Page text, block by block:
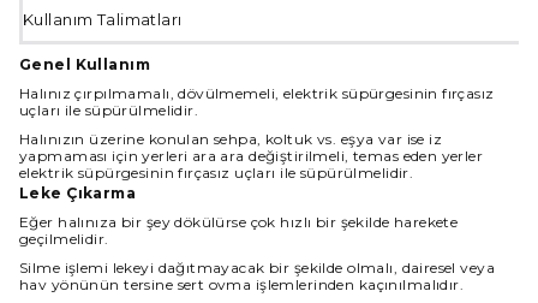
Kullanım Talimatları
Genel Kullanım
Halınız çırpılmamalı, dövülmemeli, elektrik süpürgesinin fırçasız
uçları ile süpürülmelidir.
Halınızın üzerine konulan sehpa, koltuk vs. eşya var ise iz
yapmaması için yerleri ara ara değiştirilmeli, temas eden yerler
elektrik süpürgesinin fırçasız uçları ile süpürülmelidir.
Leke Çıkarma
Eğer halınıza bir şey dökülürse çok hızlı bir şekilde harekete
geçilmelidir.
Silme işlemi lekeyi dağıtmayacak bir şekilde olmalı, dairesel veya
hav yönünün tersine sert ovma işlemlerinden kaçınılmalıdır.